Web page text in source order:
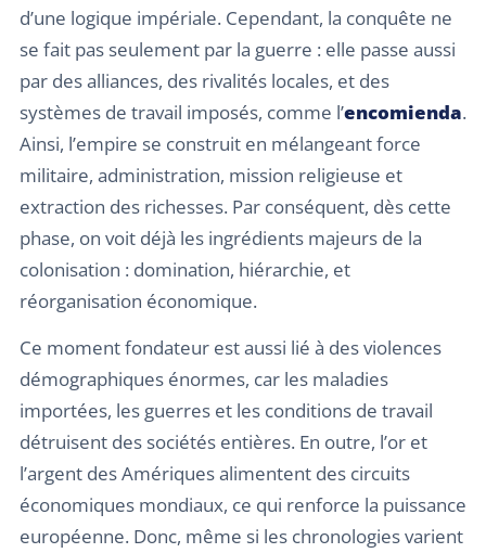
d’une logique impériale. Cependant, la conquête ne
se fait pas seulement par la guerre : elle passe aussi
par des alliances, des rivalités locales, et des
systèmes de travail imposés, comme l’encomienda.
Ainsi, l’empire se construit en mélangeant force
militaire, administration, mission religieuse et
extraction des richesses. Par conséquent, dès cette
phase, on voit déjà les ingrédients majeurs de la
colonisation : domination, hiérarchie, et
réorganisation économique.
Ce moment fondateur est aussi lié à des violences
démographiques énormes, car les maladies
importées, les guerres et les conditions de travail
détruisent des sociétés entières. En outre, l’or et
l’argent des Amériques alimentent des circuits
économiques mondiaux, ce qui renforce la puissance
européenne. Donc, même si les chronologies varient